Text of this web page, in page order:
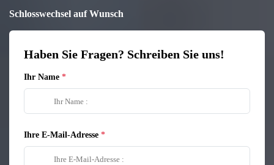
Schlosswechsel auf Wunsch
Haben Sie Fragen? Schreiben Sie uns!
Ihr Name
Ihre E-Mail-Adresse